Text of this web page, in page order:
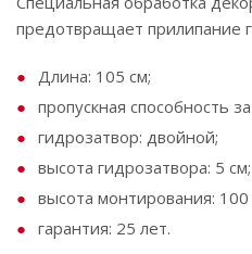
предотвращает прилипание
Длина: 105 см;
пропускная способность
гидрозатвор: двойной;
высота гидрозатвора: 5 см;
высота монтирования:
гарантия: 25 лет.